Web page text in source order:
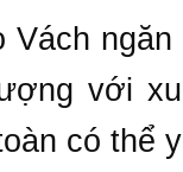
Vách
với
có thể